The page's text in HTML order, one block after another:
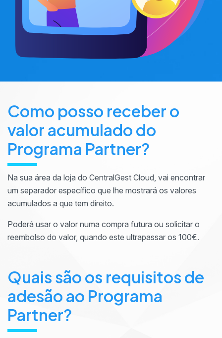
Como posso receber o
valor acumulado do
Programa Partner?
Na sua área da loja do CentralGest Cloud, vai encontrar
um separador específico que lhe mostrará os valores
acumulados a que tem direito.
Poderá usar o valor numa compra futura ou solicitar o
reembolso do valor, quando este ultrapassar os 100€.
Quais são os requisitos de
adesão ao Programa
Partner?